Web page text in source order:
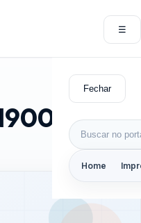
☰
Fechar
Buscar por:
Home